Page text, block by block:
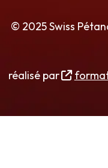
© 2025 Swiss
réalisé par